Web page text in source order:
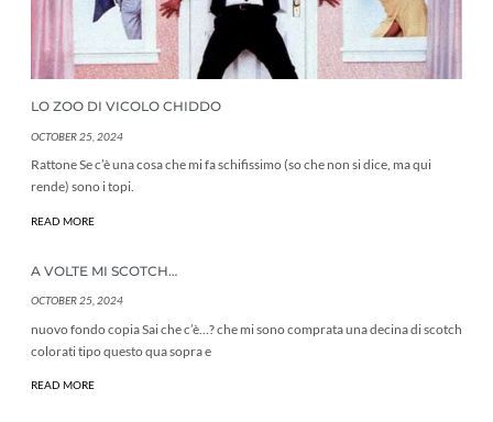
LO ZOO DI VICOLO CHIDDO
OCTOBER 25, 2024
Rattone Se c’è una cosa che mi fa schifissimo (so che non si dice, ma qui
rende) sono i topi.
READ MORE
A VOLTE MI SCOTCH…
OCTOBER 25, 2024
nuovo fondo copia Sai che c’è…? che mi sono comprata una decina di scotch
colorati tipo questo qua sopra e
READ MORE